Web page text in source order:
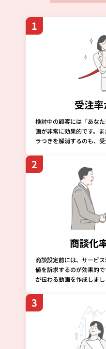
1
受注
検討中の顧客には「あな
画が非常に効果的です。
ラつきを解消するのも、受
2
商談化
商談設定前には、サービ
値を訴求するのが効果的
が伝わる動画を作成しまし
3